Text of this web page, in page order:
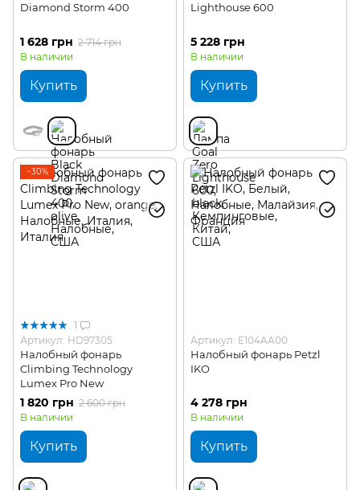
Diamond Storm 400
1 628 грн 2 714 грн
В наличии
Купить
Lighthouse 600
5 228 грн
В наличии
Купить
−30%
1
Артикул: HD97305
Налобный фонарь
Climbing Technology
Lumex Pro New
1 820 грн 2 600 грн
В наличии
Купить
Артикул: E104AA00
Налобный фонарь Petzl
IKO
4 278 грн
В наличии
Купить